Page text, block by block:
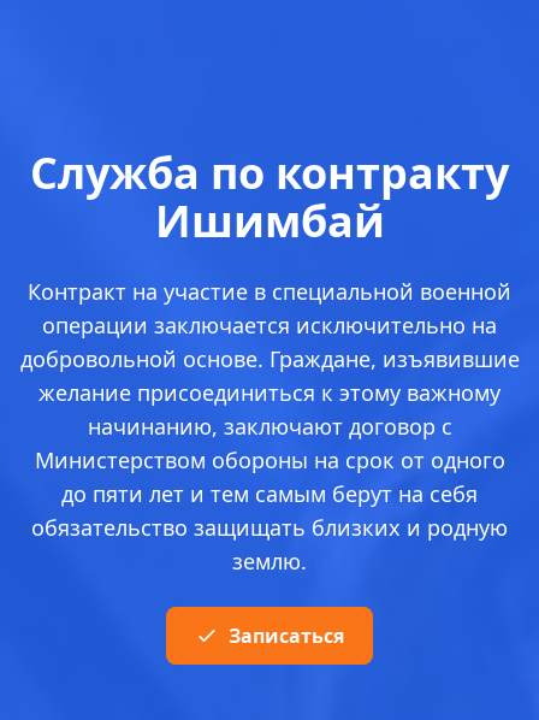
Служба по контракту
Ишимбай
Контракт на участие в специальной военной
операции заключается исключительно на
добровольной основе. Граждане, изъявившие
желание присоединиться к этому важному
начинанию, заключают договор с
Министерством обороны на срок от одного
до пяти лет и тем самым берут на себя
обязательство защищать близких и родную
землю.
Записаться